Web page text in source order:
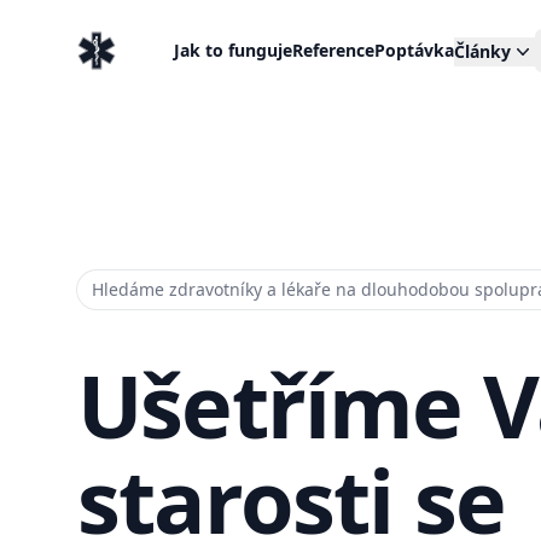
EventMedic.czJak to fungujeReferencePoptávkaČlánky
Hledáme zdravotníky a lékaře na dlouhodobou
Ušetříme
starosti se